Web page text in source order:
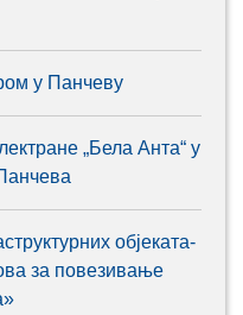
у Панчеву
„Бела Анта“ у
објеката-
за повезивање